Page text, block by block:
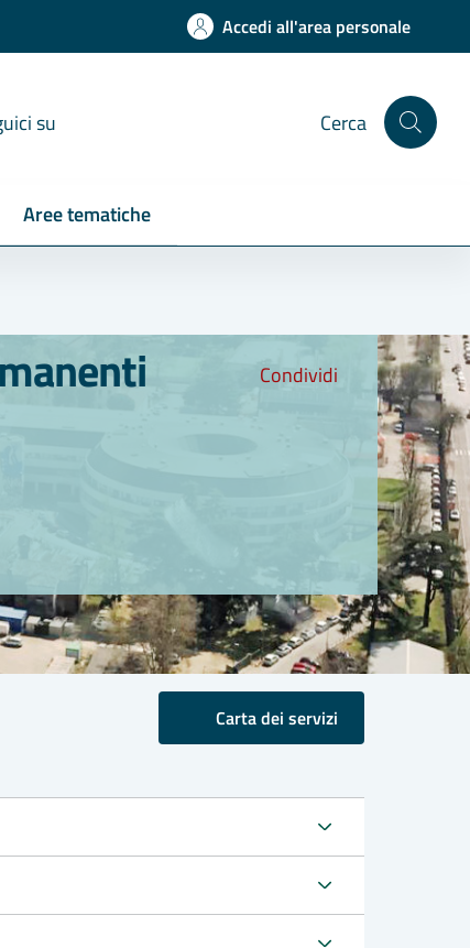
Accedi all'area personale
su Cerca
Aree tematiche
Condividi
Carta dei servizi